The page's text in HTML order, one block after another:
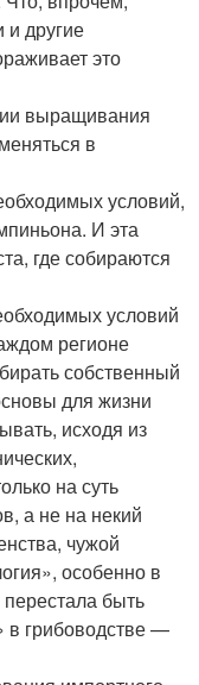
и другие
это
выращивания
в
условий,
И эта
где собираются
условий
регионе
собственный
для жизни
исходя из
на суть
а не на некий
чужой
особенно в
быть
в грибоводстве —